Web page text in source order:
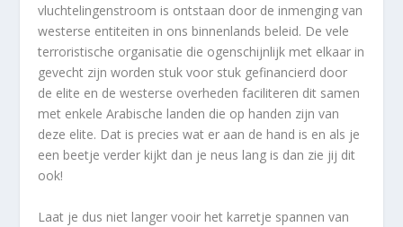
vluchtelingenstroom is ontstaan door de inmenging van
westerse entiteiten in ons binnenlands beleid. De vele
terroristische organisatie die ogenschijnlijk met elkaar in
gevecht zijn worden stuk voor stuk gefinancierd door
de elite en de westerse overheden faciliteren dit samen
met enkele Arabische landen die op handen zijn van
deze elite. Dat is precies wat er aan de hand is en als je
een beetje verder kijkt dan je neus lang is dan zie jij dit
ook!
Laat je dus niet langer vooir het karretje spannen van